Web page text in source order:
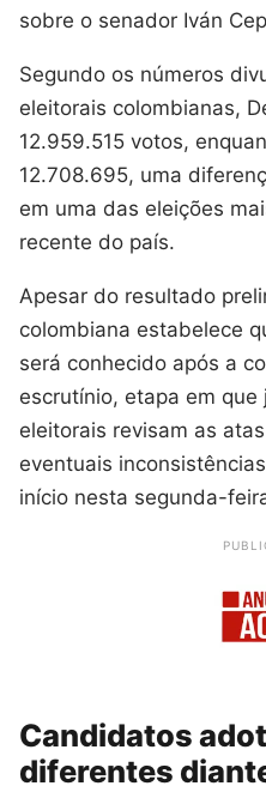
sobre o senador Iván
Segundo os números
eleitorais colombianas,
12.959.515 votos,
12.708.695, uma
em uma das eleições
recente do país.
Apesar do resultado
colombiana estabelece
será conhecido após a
escrutínio, etapa em
eleitorais revisam as
eventuais
início nesta segunda-
Candidatos
diferentes